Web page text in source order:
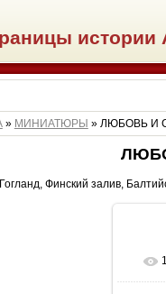
истории
» МИНИАТЮРЫ » ЛЮБОВЬ И
Финский залив,